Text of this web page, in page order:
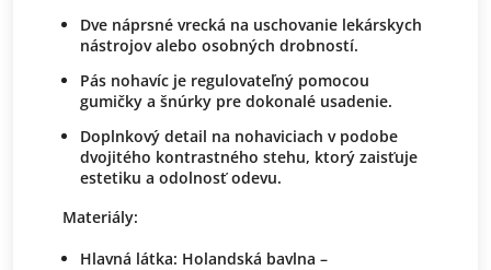
Dve náprsné vrecká na uschovanie lekárskych
nástrojov alebo osobných drobností.
Pás nohavíc je regulovateľný pomocou
gumičky a šnúrky pre dokonalé usadenie.
Doplnkový detail na nohaviciach v podobe
dvojitého kontrastného stehu, ktorý zaisťuje
estetiku a odolnosť odevu.
Materiály:
Hlavná látka: Holandská bavlna –